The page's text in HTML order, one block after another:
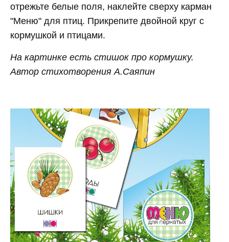
отрежьте белые поля, наклейте сверху карман
"Меню" для птиц. Прикрепите двойной круг с
кормушкой и птицами.
На картинке есть стишок про кормушку.
Автор стихотворения А.Саяпин